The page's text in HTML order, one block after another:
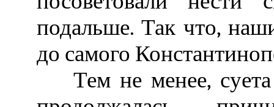
подальше. Так что,
до самого
Тем не менее, суета